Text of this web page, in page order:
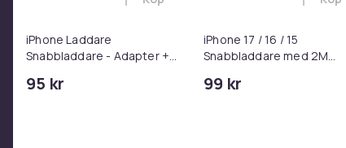
iPhone Laddare
Snabbladdare - Adapter +
C 2m
95 kr
Lägg till iPhone Laddare
iPhone 17 / 16 / 15
Snabbladdare med 2M
99 kr